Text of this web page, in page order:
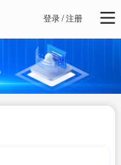
登录/注册